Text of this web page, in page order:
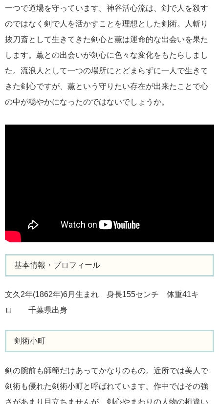
一つで道場を守っています。神谷活心流は、剣で人を殺す
のではなく剣で人を活かすことを理想とした剣術。人斬り
抜刀斎として生きてきた剣心と薫は運命的な出会いを果た
します。薫との出会いが剣心に色々な変化をもたらしまし
た。流浪人として一つの場所にとどまらずに一人で生きて
きた剣心ですが、薫という守りたい存在が出来たことで心
の中が穏やかになったのではないでしょうか。
基本情報・プロフィール
文久2年(1862年)6月生まれ 身長155センチ 体重41キ
ロ 千葉県出身
剣術小町
剣の腕前も師範だけあってかなりのもの。近所では美人で
剣術も優れた剣術小町と呼ばれています。作中ではその強
さがあまり目立ちませんが、剣心やまわりの人物の桁違い